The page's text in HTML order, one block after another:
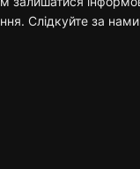
Слідкуйте за нами